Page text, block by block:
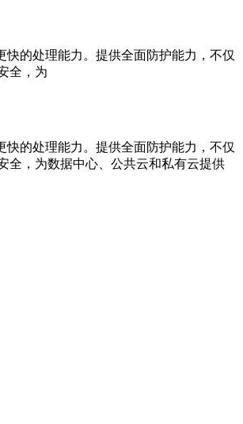
的处理能力。提供全面防护能力，不仅
全，为
的处理能力。提供全面防护能力，不仅
全，为数据中心、公共云和私有云提供